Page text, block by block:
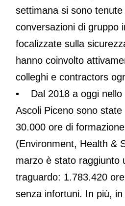
settimana si sono
conversazioni di gruppo
focalizzate sulla
hanno coinvolto
colleghi e contractors
• Dal 2018 a oggi nello
Ascoli Piceno sono
30.000 ore di
(Environment, Health &
marzo è stato raggiunto
traguardo: 1.783.420
senza infortuni. In più,